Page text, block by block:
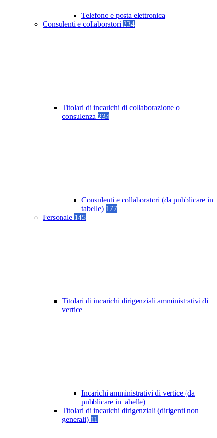
Telefono e posta elettronica
Consulenti e collaboratori 234
Titolari di incarichi di collaborazione o
consulenza 234
Consulenti e collaboratori (da pubblicare in
tabelle) 177
Personale 145
Titolari di incarichi dirigenziali amministrativi di
vertice
Incarichi amministrativi di vertice (da
pubblicare in tabelle)
Titolari di incarichi dirigenziali (dirigenti non
generali) 11